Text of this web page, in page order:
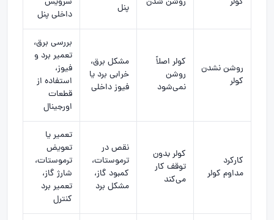
پنل
داخلی پنل
روشن نشدن
کولر
کولر اصلاً
روشن
نمی‌شود
مشکل برق،
خرابی برد یا
فیوز داخلی
بررسی برق،
تعمیر برد و
فیوز،
استفاده از
قطعات
اورجینال
کارکرد
مداوم کولر
کولر بدون
توقف کار
می‌کند
نقص در
ترموستات،
کمبود گاز،
مشکل برد
تعمیر یا
تعویض
ترموستات،
شارژ گاز،
تعمیر برد
کنترل